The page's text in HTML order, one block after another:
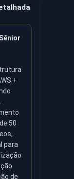
+
50
para
de